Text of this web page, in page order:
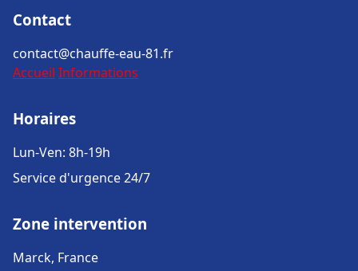
Contact
contact@chauffe-eau-81.fr
Accueil Informations
Horaires
Lun-Ven: 8h-19h
Service d'urgence 24/7
Zone intervention
Marck, France